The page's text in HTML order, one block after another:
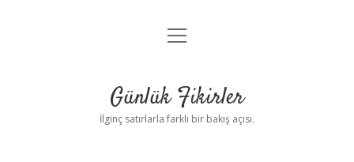
Anasayfa
Yasal Uyarı
menüyü
Günlük Fikirler
İlginç satırlarla farklı bir bakış açısı.